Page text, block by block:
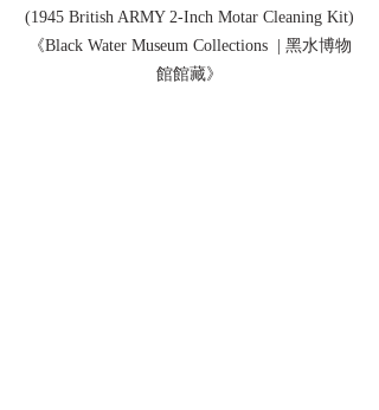
(1945 British ARMY 2-Inch Motar Cleaning Kit)
《Black Water Museum Collections  | 黑水博物
館館藏》